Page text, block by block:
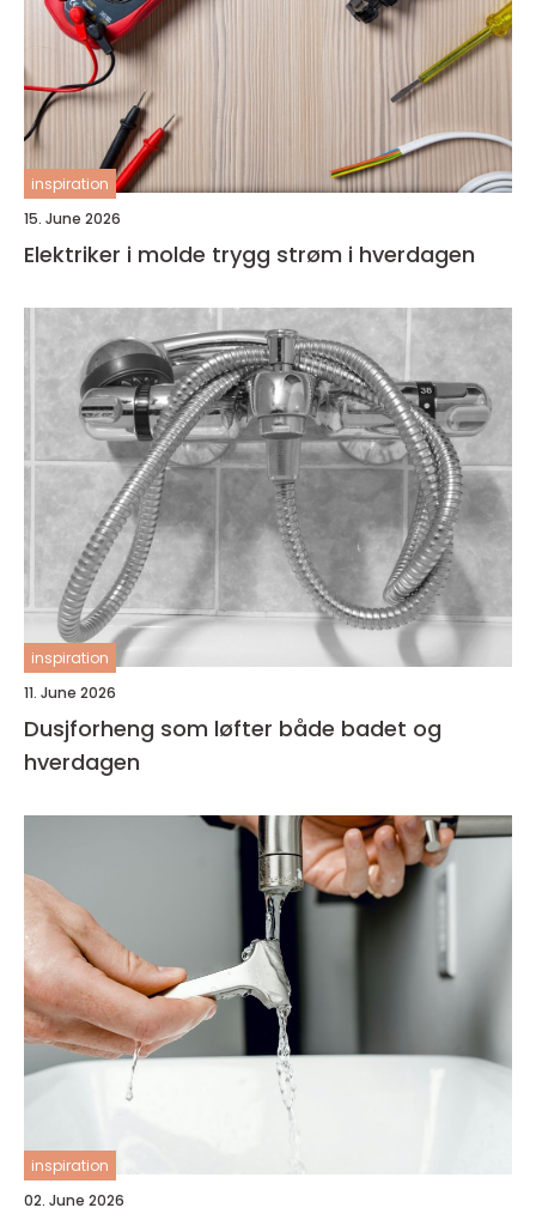
inspiration
15. June 2026
Elektriker i molde trygg strøm i hverdagen
inspiration
11. June 2026
Dusjforheng som løfter både badet og
hverdagen
inspiration
02. June 2026